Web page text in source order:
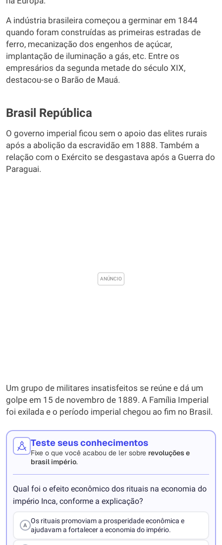
A indústria brasileira começou a germinar em 1844
quando foram construídas as primeiras estradas de
ferro, mecanização dos engenhos de açúcar,
implantação de iluminação a gás, etc. Entre os
empresários da segunda metade do século XIX,
destacou-se o Barão de Mauá.
Brasil República
O governo imperial ficou sem o apoio das elites rurais
após a abolição da escravidão em 1888. Também a
relação com o Exército se desgastava após a Guerra do
Paraguai.
Um grupo de militares insatisfeitos se reúne e dá um
golpe em 15 de novembro de 1889. A Família Imperial
foi exilada e o período imperial chegou ao fim no Brasil.
Teste seus conhecimentos
Fixe o que você acabou de ler sobre revoluções e
brasil império.
Qual foi o efeito econômico dos rituais na economia do
império Inca, conforme a explicação?
A
Os rituais promoviam a prosperidade econômica e
ajudavam a fortalecer a economia do império.